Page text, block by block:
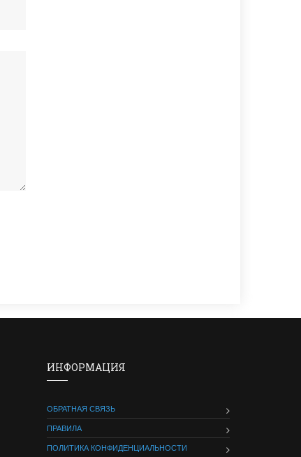
ИНФОРМАЦИЯ
ОБРАТНАЯ СВЯЗЬ
ПРАВИЛА
ПОЛИТИКА КОНФИДЕНЦИАЛЬНОСТИ